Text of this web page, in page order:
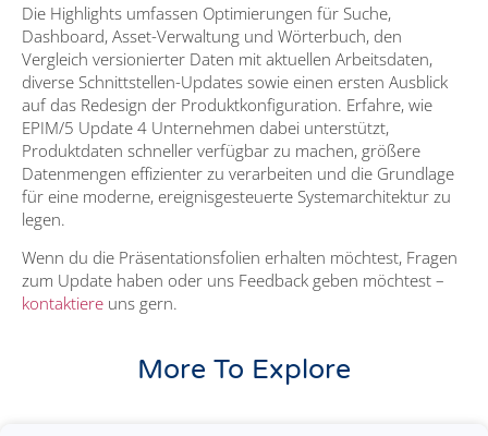
Die Highlights umfassen Optimierungen für Suche,
Dashboard, Asset-Verwaltung und Wörterbuch, den
Vergleich versionierter Daten mit aktuellen Arbeitsdaten,
diverse Schnittstellen-Updates sowie einen ersten Ausblick
auf das Redesign der Produktkonfiguration. Erfahre, wie
EPIM/5 Update 4 Unternehmen dabei unterstützt,
Produktdaten schneller verfügbar zu machen, größere
Datenmengen effizienter zu verarbeiten und die Grundlage
für eine moderne, ereignisgesteuerte Systemarchitektur zu
legen.
Wenn du die Präsentationsfolien erhalten möchtest, Fragen
zum Update haben oder uns Feedback geben möchtest –
kontaktiere uns gern.
More To Explore